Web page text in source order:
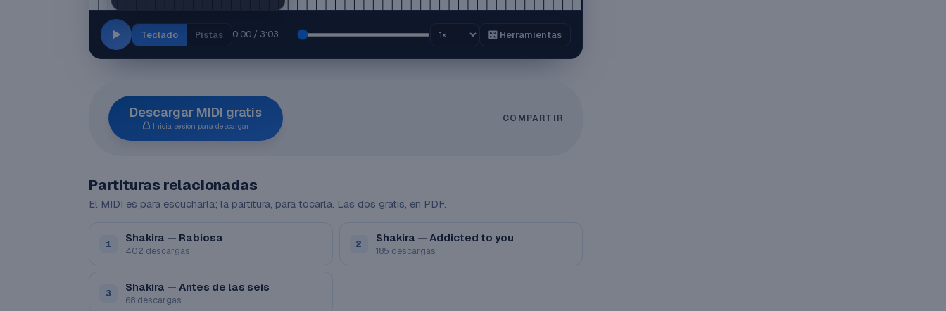
Teclado Pistas 0:00 / 3:03 🎛️ Herramientas
Descargar MIDI gratis
Inicia sesión para descargar
COMPARTIR
Partituras relacionadas
El MIDI es para escucharla; la partitura, para tocarla. Las dos gratis, en PDF.
1 Shakira — Rabiosa
402 descargas
2 Shakira — Addicted to you
185 descargas
3 Shakira — Antes de las seis
68 descargas